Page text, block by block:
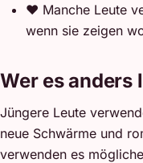
❤️ Manche Leute
wenn sie zeigen
Wer es anders
Jüngere Leute
neue Schwärme und
verwenden es